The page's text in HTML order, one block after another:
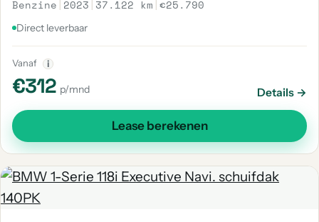
Benzine | 2023 | 37.122 km |€25.790
Direct leverbaar
Vanaf i
€312 p/mnd Details →
Lease berekenen